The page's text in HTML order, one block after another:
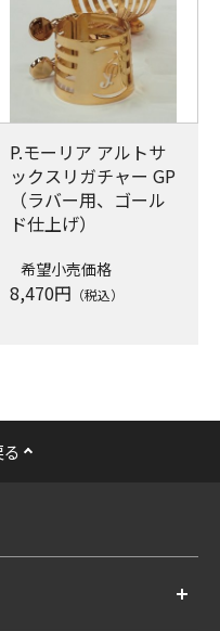
P.モーリア アルトサ
ックスリガチャー GP
（ラバー用、ゴール
ド仕上げ）
希望小売価格
8,470円 （税込）